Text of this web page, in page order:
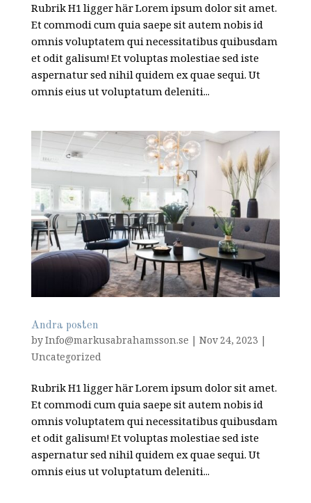
Rubrik H1 ligger här Lorem ipsum dolor sit amet.
Et commodi cum quia saepe sit autem nobis id
omnis voluptatem qui necessitatibus quibusdam
et odit galisum! Et voluptas molestiae sed iste
aspernatur sed nihil quidem ex quae sequi. Ut
omnis eius ut voluptatum deleniti...
Andra posten
byInfo@markusabrahamsson.se | Nov 24, 2023 |
Uncategorized
Rubrik H1 ligger här Lorem ipsum dolor sit amet.
Et commodi cum quia saepe sit autem nobis id
omnis voluptatem qui necessitatibus quibusdam
et odit galisum! Et voluptas molestiae sed iste
aspernatur sed nihil quidem ex quae sequi. Ut
omnis eius ut voluptatum deleniti...